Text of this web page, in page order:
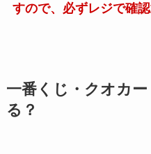
すので、必ずレジで確
一番くじ・クオカ
る？